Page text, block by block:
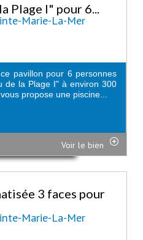
Plage I" pour 6...
Marie-La-Mer
pavillon pour 6 personnes
de la Plage I" à environ 300
propose une piscine...
Voir le bien
3 faces pour
Marie-La-Mer